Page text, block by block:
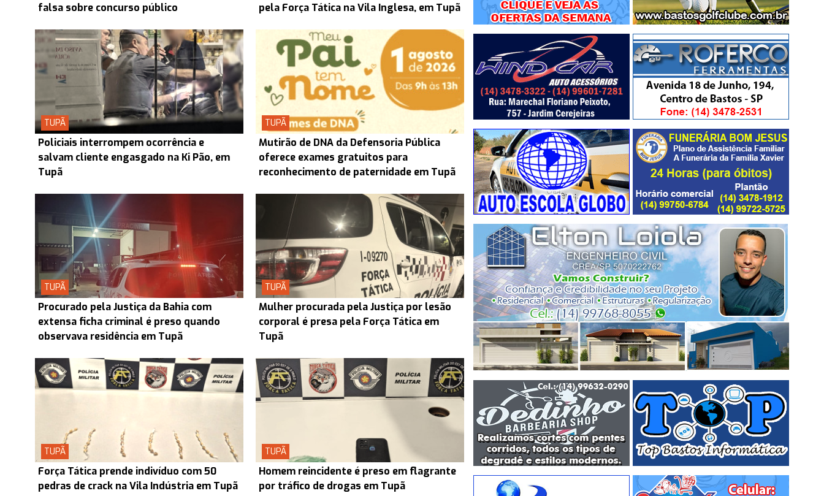
falsa sobre concurso público
pela Força Tática na Vila Inglesa, em Tupã
TUPÃ
Policiais interrompem ocorrência e
salvam cliente engasgado na Ki Pão, em
Tupã
TUPÃ
Mutirão de DNA da Defensoria Pública
oferece exames gratuitos para
reconhecimento de paternidade em Tupã
TUPÃ
Procurado pela Justiça da Bahia com
extensa ficha criminal é preso quando
observava residência em Tupã
TUPÃ
Mulher procurada pela Justiça por lesão
corporal é presa pela Força Tática em
Tupã
TUPÃ
Força Tática prende indivíduo com 50
pedras de crack na Vila Indústria em Tupã
TUPÃ
Homem reincidente é preso em flagrante
por tráfico de drogas em Tupã